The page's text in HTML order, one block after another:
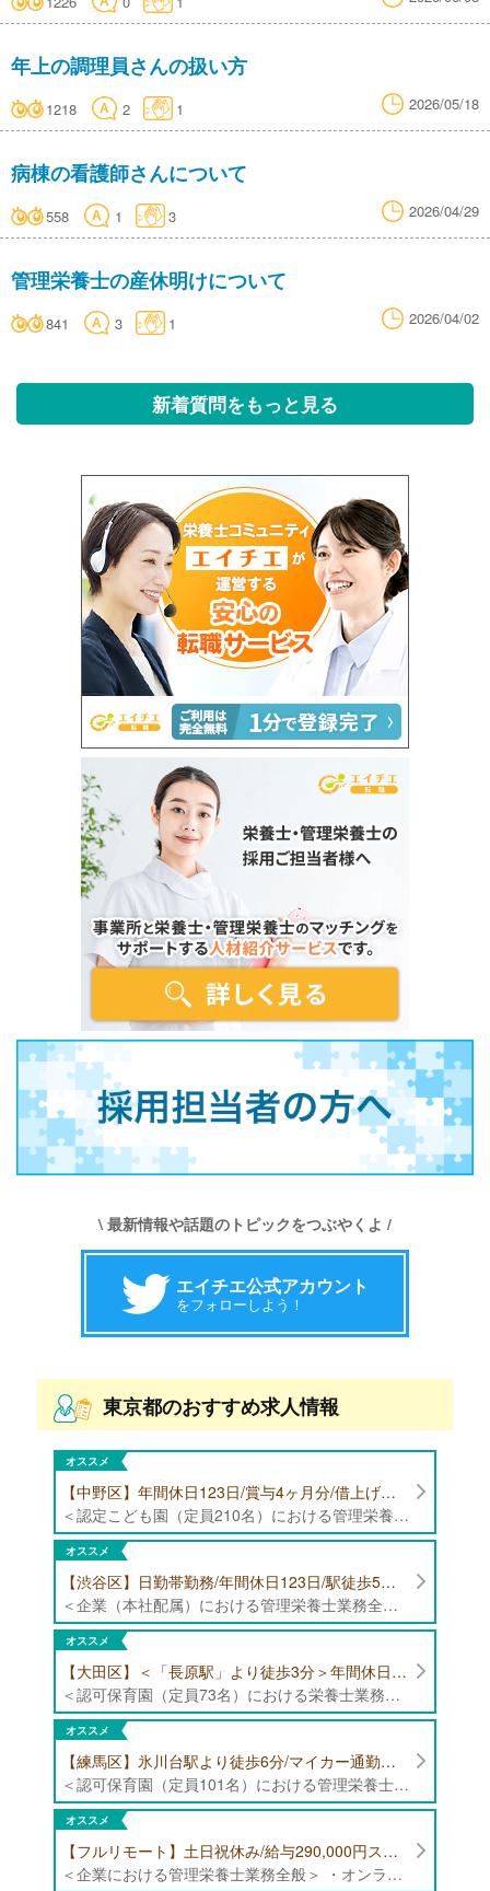
年上の調理員さんの扱い方
1218 2 1 2026/05/18
病棟の看護師さんについて
558 1 3 2026/04/29
管理栄養士の産休明けについて
841 3 1 2026/04/02
新着質問をもっと見る
\ 最新情報や話題のトピックをつぶやくよ /
エイチエ公式アカウント
をフォローしよう！
東京都のおすすめ求人情報
オススメ
【中野区】年間休日123日/賞与4ヶ月分/借上げ住宅制度あり 認定こども園（定員210名）にて管理栄養士・栄養士募集！
＜認定こども園（定員210名）における管理栄養士・栄養士業務全般＞ ・管理栄養士、栄養士業務全般
オススメ
【渋谷区】日勤帯勤務/年間休日123日/駅徒歩5分/企業（本社配属）にて管理栄養士募集！
＜企業（本社配属）における管理栄養士業務全般＞ ・本社および在宅（週1日程度）で、運営・受託する保育園（約50箇所）の管理栄養士・マネジメント業務全般 ・調理指導、育成 ・調理代行※欠員時 ・衛生管理 ・献立作成 ・食材発注 ・園長、調理スタッフとの給食会議 ・クライアント企業との給食会議（食育等の企画提案） ・採用業務（面接・施設見学同行）など ・担当保育園の定期巡回（直行やオンライン対応あり） ※23区内の認可保育園や、事業所内保育園（市川市、古河市、厚木市・追浜等）
オススメ
【大田区】＜「長原駅」より徒歩3分＞年間休日120日以上/最大10連休取得可能/日勤帯勤務のみ 認可保育園（定員73名）にて、栄養士の募集！
＜認可保育園（定員73名）における栄養士業務全般＞ ・調理（朝おやつ・給食・おやつ・補食） ・盛付け、片づけ ・食育、保育室への給食ラウンド、事務業務 ・調理室のお掃除、備蓄の確認、発注など ※定員:73名(0歳児6名、1歳歳児10名、2歳児12名、3歳-5歳児各15名)
オススメ
【練馬区】氷川台駅より徒歩6分/マイカー通勤可能/年間休日120日/賞与高水準 認可保育園（定員101名）にて管理栄養士・栄養士・調理師募集！
＜認可保育園（定員101名）における管理栄養士・栄養士・調理師業務全般＞ ・調理業務全般 ・離乳食、アレルギー除去食対応 ・食育活動
オススメ
【フルリモート】土日祝休み/給与290,000円スタート/残業少なめ 企業にて管理栄養士の募集！
＜企業における管理栄養士業務全般＞ ・オンラインでの栄養指導業務 ・サービス（生活習慣病重症化予防）の品質管理 ・専用アプリを通じたチャットでの栄養指導業務 ※フルリモートにて勤務可能です。 【応募条件】特定保健指導もしくは病院での栄養指導3年以上